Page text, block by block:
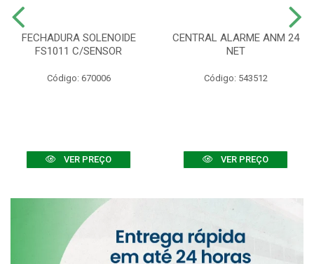
FECHADURA SOLENOIDE
FS1011 C/SENSOR
Código: 670006
VER PREÇO
CENTRAL ALARME ANM 24
NET
Código: 543512
VER PREÇO